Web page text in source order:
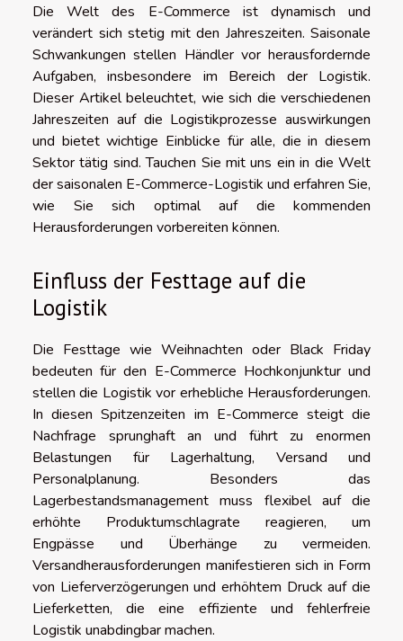
Die Welt des E-Commerce ist dynamisch und
verändert sich stetig mit den Jahreszeiten. Saisonale
Schwankungen stellen Händler vor herausfordernde
Aufgaben, insbesondere im Bereich der Logistik.
Dieser Artikel beleuchtet, wie sich die verschiedenen
Jahreszeiten auf die Logistikprozesse auswirkungen
und bietet wichtige Einblicke für alle, die in diesem
Sektor tätig sind. Tauchen Sie mit uns ein in die Welt
der saisonalen E-Commerce-Logistik und erfahren Sie,
wie Sie sich optimal auf die kommenden
Herausforderungen vorbereiten können.
Einfluss der Festtage auf die
Logistik
Die Festtage wie Weihnachten oder Black Friday
bedeuten für den E-Commerce Hochkonjunktur und
stellen die Logistik vor erhebliche Herausforderungen.
In diesen Spitzenzeiten im E-Commerce steigt die
Nachfrage sprunghaft an und führt zu enormen
Belastungen für Lagerhaltung, Versand und
Personalplanung. Besonders das
Lagerbestandsmanagement muss flexibel auf die
erhöhte Produktumschlagrate reagieren, um
Engpässe und Überhänge zu vermeiden.
Versandherausforderungen manifestieren sich in Form
von Lieferverzögerungen und erhöhtem Druck auf die
Lieferketten, die eine effiziente und fehlerfreie
Logistik unabdingbar machen.